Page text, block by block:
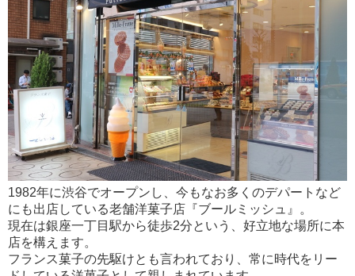
1982年に渋谷でオープンし、今もなお多くのデパートなど
にも出店している老舗洋菓子店『ブールミッシュ』。
現在は銀座一丁目駅から徒歩2分という、好立地な場所に本
店を構えます。
フランス菓子の先駆けとも言われており、常に時代をリー